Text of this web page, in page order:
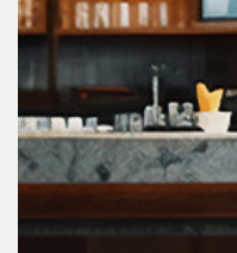
เพลง
บทความ